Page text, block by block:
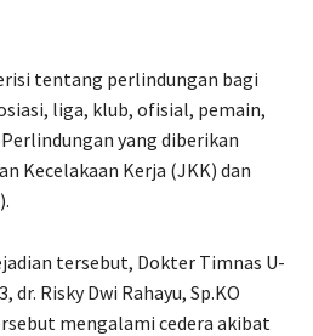
tentang perlindungan bagi
liga, klub, ofisial, pemain,
yang diberikan
Kecelakaan Kerja (JKK) dan
tersebut, Dokter Timnas U-
dr. Risky Dwi Rahayu, Sp.KO
mengalami cedera akibat